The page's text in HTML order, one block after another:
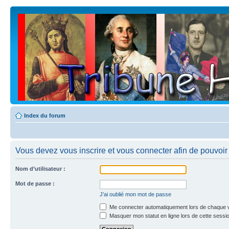
Index du forum
Vous devez vous inscrire et vous connecter afin de
Nom d’utilisateur :
Mot de passe :
J’ai oublié mon mot de passe
Me connecter automatiquement lors de chaque
Masquer mon statut en ligne lors de cette